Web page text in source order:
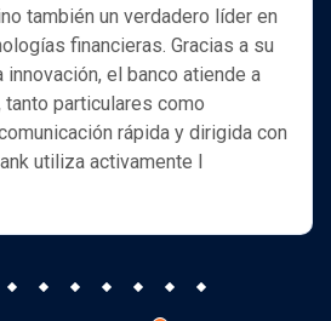
también un verdadero líder en
financieras. Gracias a su
innovación, el banco atiende a
particulares como
rápida y dirigida con
utiliza activamente l